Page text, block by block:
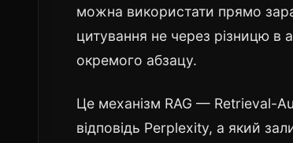
можна використати прямо
цитування не через різницю в
окремого абзацу.
Це механізм RAG — Retrieval-
відповідь Perplexity, а який